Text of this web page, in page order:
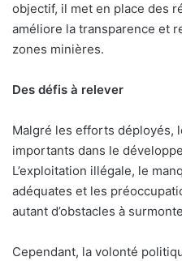
objectif, il met en place des
améliore la transparence et
zones minières.
Des défis à relever
Malgré les efforts déployés,
importants dans le
L’exploitation illégale, le
adéquates et les
autant d’obstacles à
Cependant, la volonté